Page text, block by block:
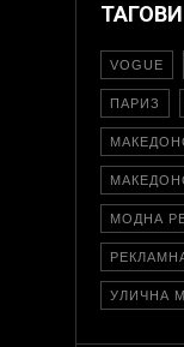
ТАГОВИ
VOGUE
ПАРИЗ
МОДНА
УЛИЧНА